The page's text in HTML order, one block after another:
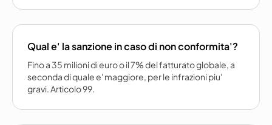
Qual e' la sanzione in caso di non conformita'?
Fino a 35 milioni di euro o il 7% del fatturato globale, a
seconda di quale e' maggiore, per le infrazioni piu'
gravi. Articolo 99.